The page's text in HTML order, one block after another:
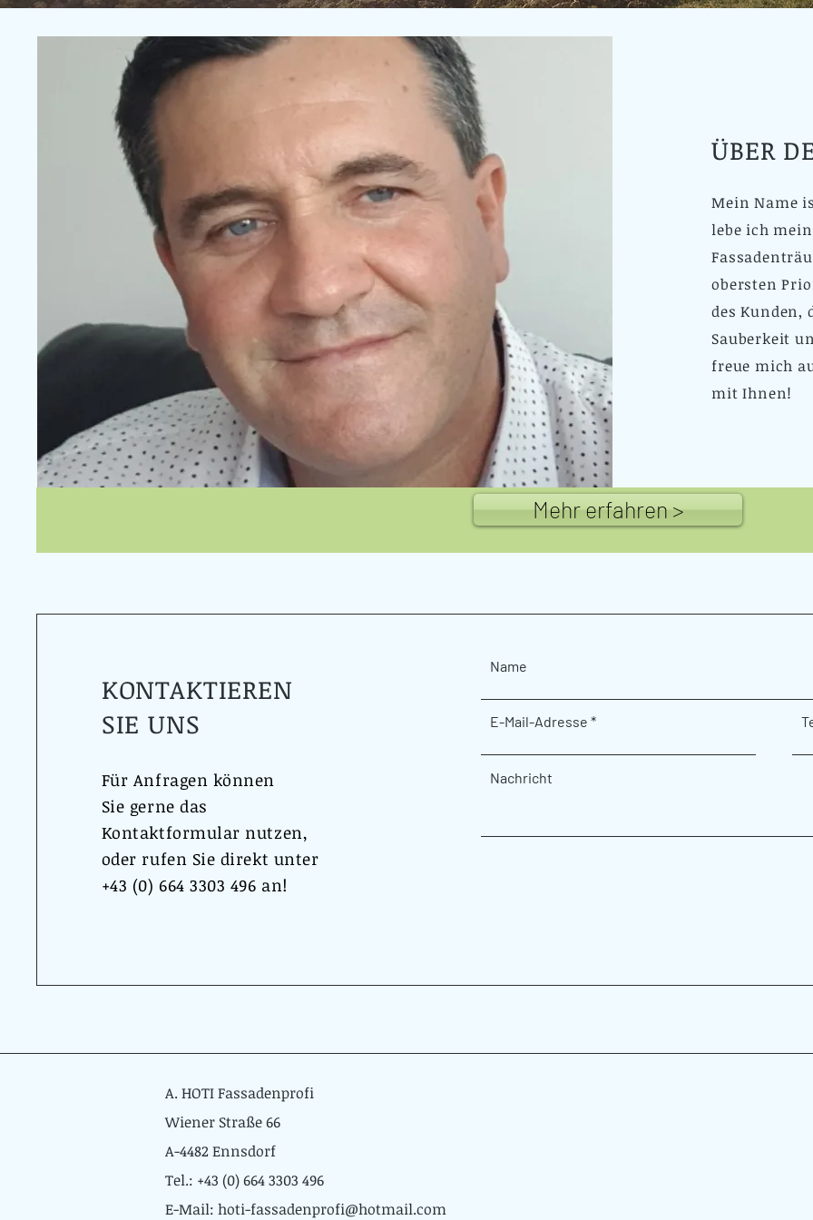
ÜBER
Mein Name
lebe ich
obersten
des Kunden,
Sauberkeit
freue mich
mit Ihnen!
Mehr erfahren >
KONTAKTIEREN
SIE UNS
Für Anfragen können
Sie gerne das
Kontaktformular nutzen,
oder rufen Sie direkt unter
+43 (0) 664 3303 496 an!
Name
E-Mail-Adresse
Nachricht
A. HOTI Fassadenprofi
Wiener Straße 66
A-4482 Ennsdorf
Tel.: +43 (0) 664 3303 496
E-Mail: hoti-fassadenprofi@hotmail.com